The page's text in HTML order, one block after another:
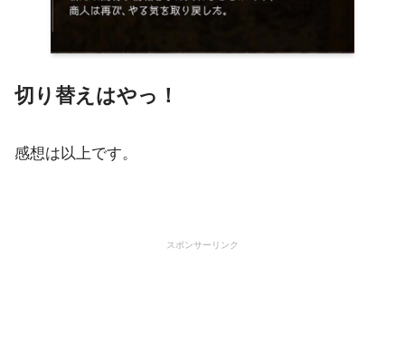
切り替えはやっ！
感想は以上です。
スポンサーリンク